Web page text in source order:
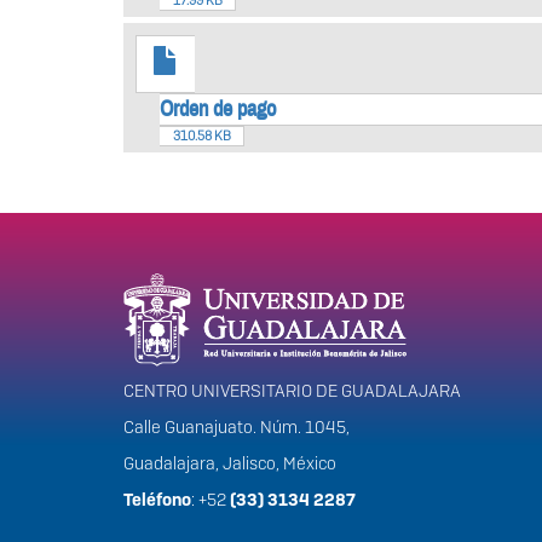
Orden de pago
310.58 KB
Información del portal
CENTRO UNIVERSITARIO DE GUADALAJARA
Calle Guanajuato. Núm. 1045,
Guadalajara, Jalisco, México
Teléfono: +52(33) 3134 2287